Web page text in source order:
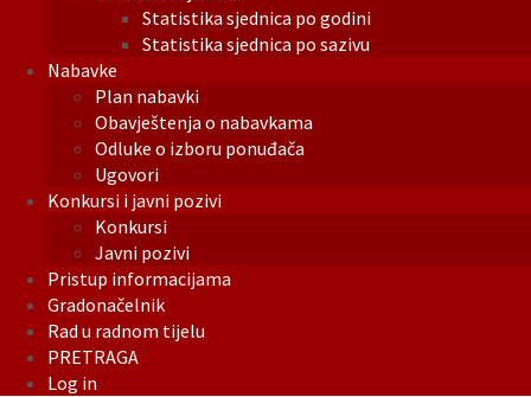
Statistika sjednica po godini
Statistika sjednica po sazivu
Nabavke
Plan nabavki
Obavještenja o nabavkama
Odluke o izboru ponuđača
Ugovori
Konkursi i javni pozivi
Konkursi
Javni pozivi
Pristup informacijama
Gradonačelnik
Rad u radnom tijelu
PRETRAGA
Log in